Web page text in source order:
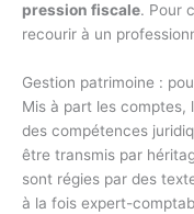
pression fiscale. Pour
recourir à un
Gestion patrimoine :
Mis à part les comptes,
des compétences
être transmis par
sont régies par des
à la fois expert-